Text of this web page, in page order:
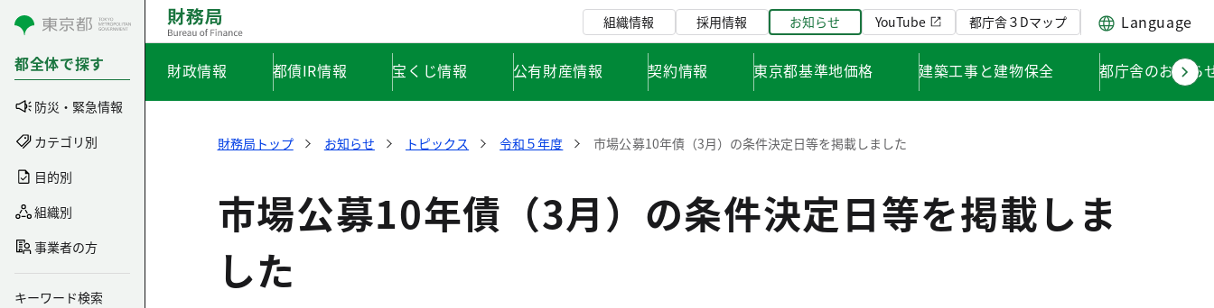
コンテンツにスキップ
都全体で探す
防災・緊急情報
カテゴリ別
目的別
組織別
事業者の方
キーワード検索
組織情報 採用情報 お知らせ YouTube 都庁舎３Dマップ Language
財政情報 都債IR情報 宝くじ情報 公有財産情報 契約情報 東京都基準地価格 建築工事と建物保全 都庁舎のお知ら
財務局トップ お知らせ トピックス 令和５年度 市場公募10年債（3月）の条件決定日等を掲載しました
市場公募10年債（3月）の条件決定日等を掲載しま
した